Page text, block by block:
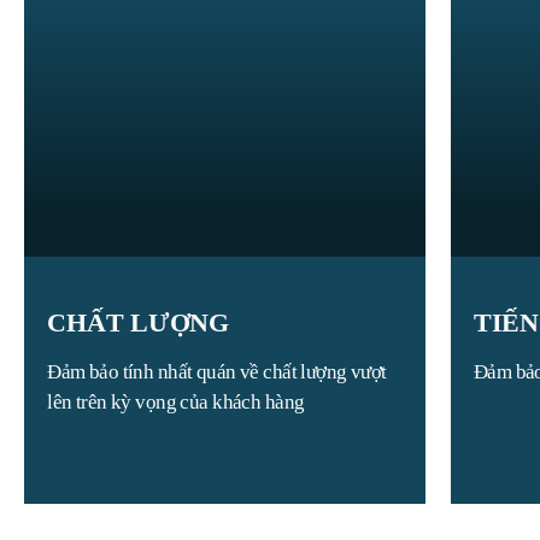
CHẤT LƯỢNG
Đảm bảo tính nhất quán về chất lượng vượt
lên trên kỳ vọng của khách hàng
Đảm